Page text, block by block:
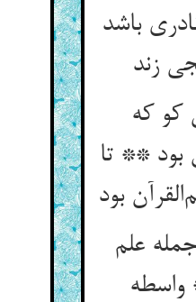
باشد
زند
کو که
** تا
بود
علم
واسطه